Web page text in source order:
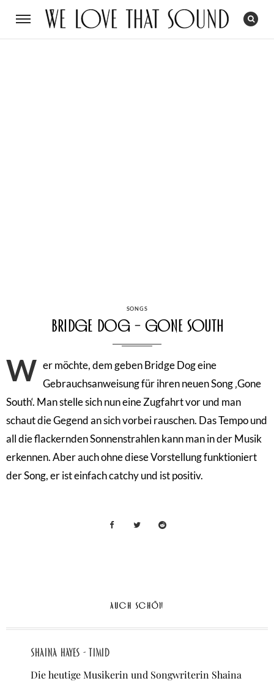
CATEGORIES
SONGS
Bridge Dog – Gone South
W er möchte, dem geben Bridge Dog eine
Gebrauchsanweisung für ihren neuen Song ‚Gone
South‘. Man stelle sich nun eine Zugfahrt vor und man
schaut die Gegend an sich vorbei rauschen. Das Tempo und
all die flackernden Sonnenstrahlen kann man in der Musik
erkennen. Aber auch ohne diese Vorstellung funktioniert
der Song, er ist einfach catchy und ist positiv.
AUCH SCHÖN
Shaina Hayes - Timid
Die heutige Musikerin und Songwriterin Shaina